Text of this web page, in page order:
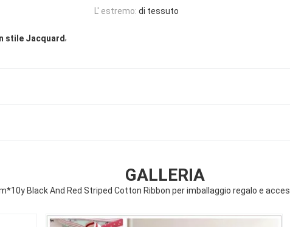
L' estremo: di tessuto
stile Jacquard,
GALLERIA
Black And Red Striped Cotton Ribbon per imballaggio regalo e